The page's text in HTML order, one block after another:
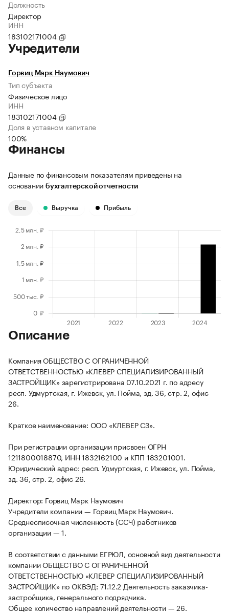
Должность
Директор
ИНН
183102171004
Учредители
Горвиц Марк Наумович
Тип субъекта
Физическое лицо
ИНН
183102171004
Доля в уставном капитале
100%
Финансы
Данные по финансовым показателям приведены на
основании бухгалтерской отчетности
Все Выручка Прибыль
Описание
Компания ОБЩЕСТВО С ОГРАНИЧЕННОЙ
ОТВЕТСТВЕННОСТЬЮ «КЛЕВЕР СПЕЦИАЛИЗИРОВАННЫЙ
ЗАСТРОЙЩИК» зарегистрирована 07.10.2021 г. по адресу
респ. Удмуртская, г. Ижевск, ул. Пойма, зд. 36, стр. 2, офис
26.
Краткое наименование: ООО «КЛЕВЕР СЗ».
При регистрации организации присвоен ОГРН
1211800018870, ИНН 1832162100 и КПП 183201001.
Юридический адрес: респ. Удмуртская, г. Ижевск, ул. Пойма,
зд. 36, стр. 2, офис 26.
Директор: Горвиц Марк Наумович
Учредители компании — Горвиц Марк Наумович.
Среднесписочная численность (ССЧ) работников
организации — 1.
В соответствии с данными ЕГРЮЛ, основной вид деятельности
компании ОБЩЕСТВО С ОГРАНИЧЕННОЙ
ОТВЕТСТВЕННОСТЬЮ «КЛЕВЕР СПЕЦИАЛИЗИРОВАННЫЙ
ЗАСТРОЙЩИК» по ОКВЭД: 71.12.2 Деятельность заказчика-
застройщика, генерального подрядчика.
Общее количество направлений деятельности — 26.